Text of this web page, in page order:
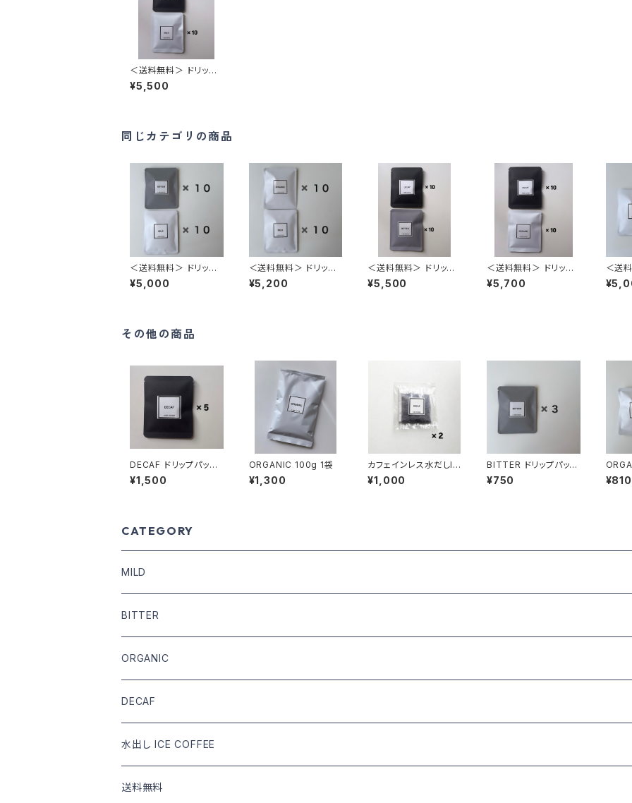
＜送料無料＞ ドリップ
パック20個（DECAF 10
個・MILD 10個）
¥5,500
同じカテゴリの商品
＜送料無料＞ ドリップ
パック20個（MILD 10
個・BITTER 10個）
¥5,000
＜送料無料＞ ドリップ
パック20個（MILD 10
個・ORGANIC 10個）
¥5,200
＜送料無料＞ ドリップ
パック20個（DECAF 10
個・BITTER 10個）
¥5,500
＜送料無料＞ ドリップ
パック20個（DECAF 10
個・ORGANIC 10個）
¥5,700
＜送
リッ
その他の商品
DECAF ドリップパック
5個
¥1,500
ORGANIC 100g 1袋
¥1,300
カフェインレス水だしIC
E COFFEE 500ml対
応 2袋 (夏季限定）
¥1,000
BITTER ドリップパック
3個
¥750
ク 3個
¥810
CATEGORY
MILD
COFFEE BEANS
DRIP COFFEE
DRIP COFFEE mix
BITTER
COFFEE BEANS
DRIP COFFEE
DRIP COFFEE mix
ORGANIC
COFFEE BEANS
DRIP COFFEE
DRIP COFFEE mix
DECAF
COFFEE BEANS
DRIP COFFEE
水出し ICE COFFEE
カフェインあり
送料無料